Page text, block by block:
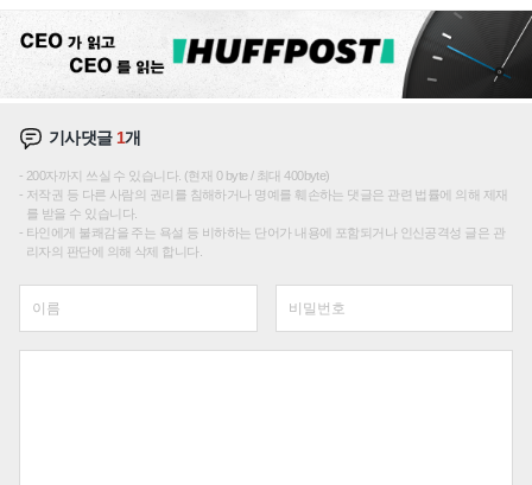
기사댓글1개
200자까지 쓰실 수 있습니다. (현재 0 byte / 최대 400byte)
저작권 등 다른 사람의 권리를 침해하거나 명예를 훼손하는 댓글은 관련 법률에 의해 제재
를 받을 수 있습니다.
타인에게 불쾌감을 주는 욕설 등 비하하는 단어가 내용에 포함되거나 인신공격성 글은 관
리자의 판단에 의해 삭제 합니다.